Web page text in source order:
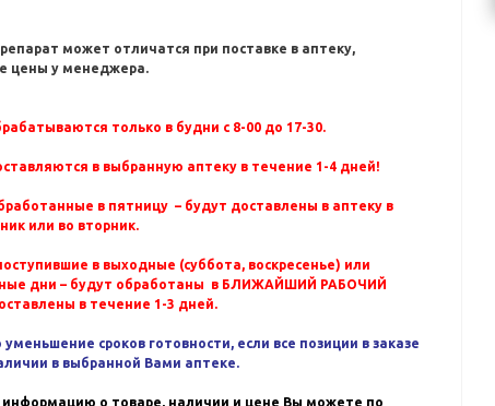
может отличатся при поставке в аптеку,
цены у менеджера.
только в будни с 8-00 до 17-30.
в выбранную аптеку в течение 1-4 дней!
в пятницу – будут доставлены в аптеку в
или во вторник.
в выходные (суббота, воскресенье) или
дни – будут обработаны в БЛИЖАЙШИЙ РАБОЧИЙ
в течение 1-3 дней.
сроков готовности, если все позиции в заказе
в выбранной Вами аптеке.
информацию о товаре, наличии и цене Вы можете по